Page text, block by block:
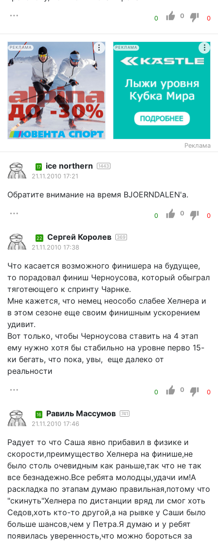
0 0 0
РЕКЛАМА РЕКЛАМА
Реклама
17 ice northern 1443
21.11.2010 17:21
Обратите внимание на время BJOERNDALEN'a.
0 0 0
22 Сергей Королев 369
21.11.2010 17:38
Что касается возможного финишера на будущее,
то порадовал финиш Черноусова, который обыграл
тяготеющего к спринту Чарнке.
Мне кажется, что немец неособо слабее Хелнера и
в этом сезоне еще своим финишным ускорением
удивит.
Вот только, чтобы Черноусова ставить на 4 этап
ему нужно хотя бы стабильно на уровне перво 15-
ки бегать, что пока, увы, еще далеко от
реальности
0 0 0
16 Равиль Массумов 741
21.11.2010 17:46
Радует то что Саша явно прибавил в физике и
скорости,преимущество Хелнера на финише,не
было столь очевидным как раньше,так что не так
все безнадежно.Все ребята молодцы,удачи им!А
раскладка по этапам думаю правильная,потому что
"скинуть"Хелнера по дистанции вряд ли смог хоть
Седов,хоть кто-то другой,а на рывке у Саши было
больше шансов,чем у Петра.Я думаю и у ребят
появилась уверенность,что можно бороться за